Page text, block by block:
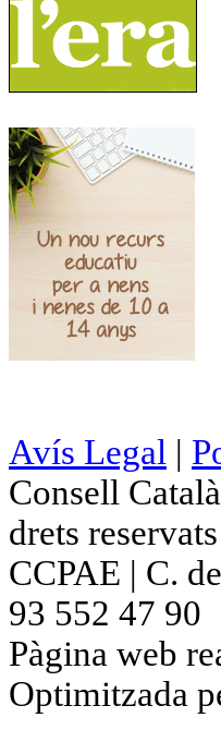
Avís Legal |
Consell
drets reservats
CCPAE | C.
93 552 47 90
Pàgina web
Optimitzada